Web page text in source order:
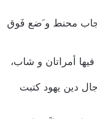
محنط و َضع فَوق
أمراتان و شاب،
دين يهود كتبت